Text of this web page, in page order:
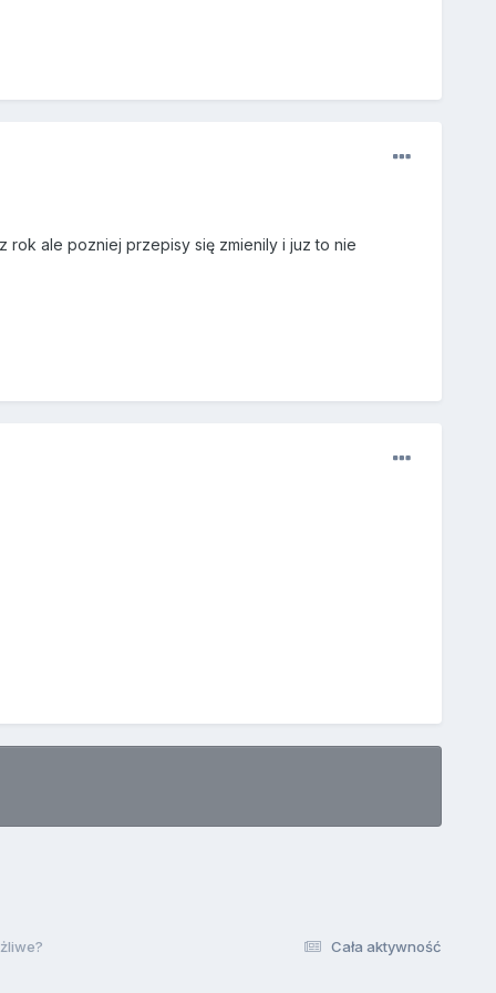
ale pozniej przepisy się zmienily i juz to nie
Cała aktywność